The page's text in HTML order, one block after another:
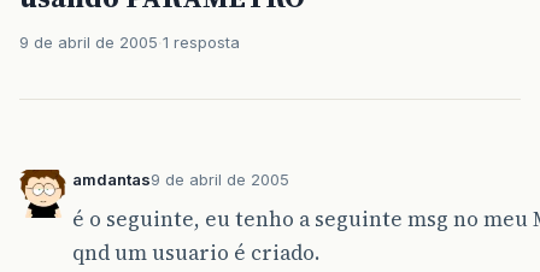
9 de abril de 2005 1 resposta
amdantas9 de abril de 2005
é o seguinte, eu tenho a seguinte msg no meu
qnd um usuario é criado.